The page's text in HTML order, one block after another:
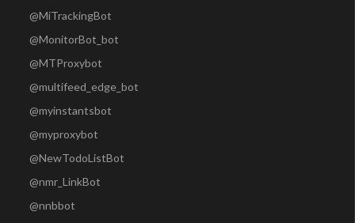
@MiTrackingBot
@MonitorBot_bot
@MTProxybot
@multifeed_edge_bot
@myinstantsbot
@myproxybot
@NewTodoListBot
@nmr_LinkBot
@nnbbot